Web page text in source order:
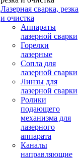
Лазерная сварка, резка
и очистка
Аппараты
лазерной сварки
Горелки
лазерные
Сопла для
лазерной сварки
Линзы для
лазерной сварки
Ролики
подающего
механизма для
лазерного
аппарата
Каналы
направляющие